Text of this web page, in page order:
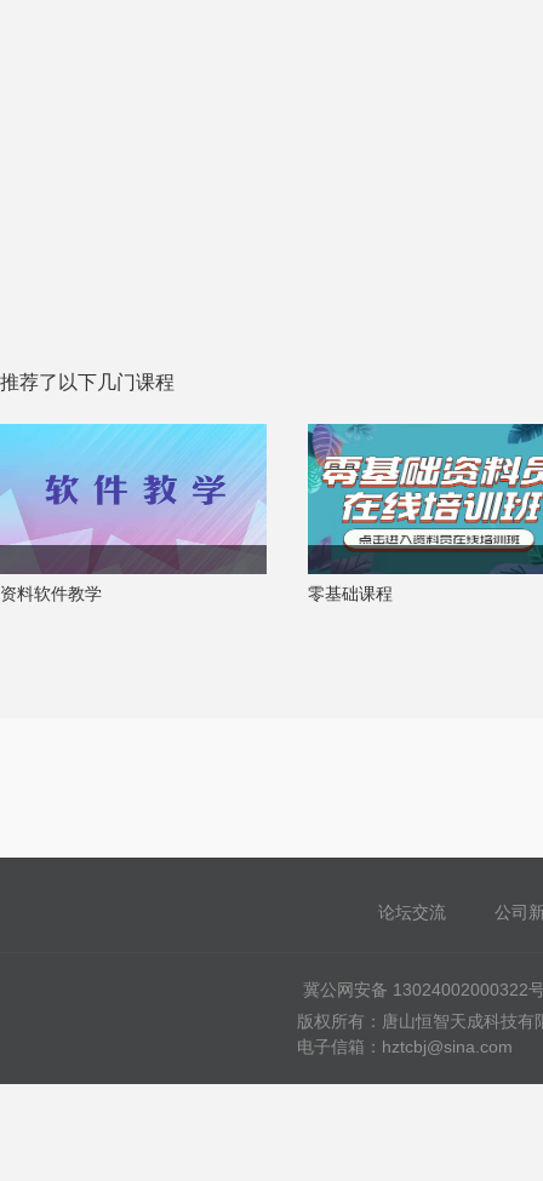
推荐了以下几门课程
资料软件教学 零基础课程
论坛交流 公司
冀公网安备 13024002000322
版权所有：唐山恒智天成科技
电子信箱：hztcbj@sina.com